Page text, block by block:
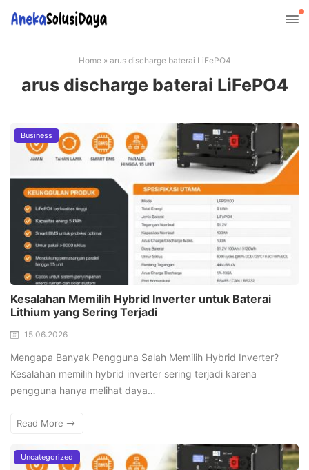
Home» arus discharge baterai LiFePO4
arus discharge baterai LiFePO4
Business
Kesalahan Memilih Hybrid Inverter untuk Baterai
Lithium yang Sering Terjadi
15.06.2026
Mengapa Banyak Pengguna Salah Memilih Hybrid Inverter?
Kesalahan memilih hybrid inverter sering terjadi karena
pengguna hanya melihat daya…
Read More
Uncategorized